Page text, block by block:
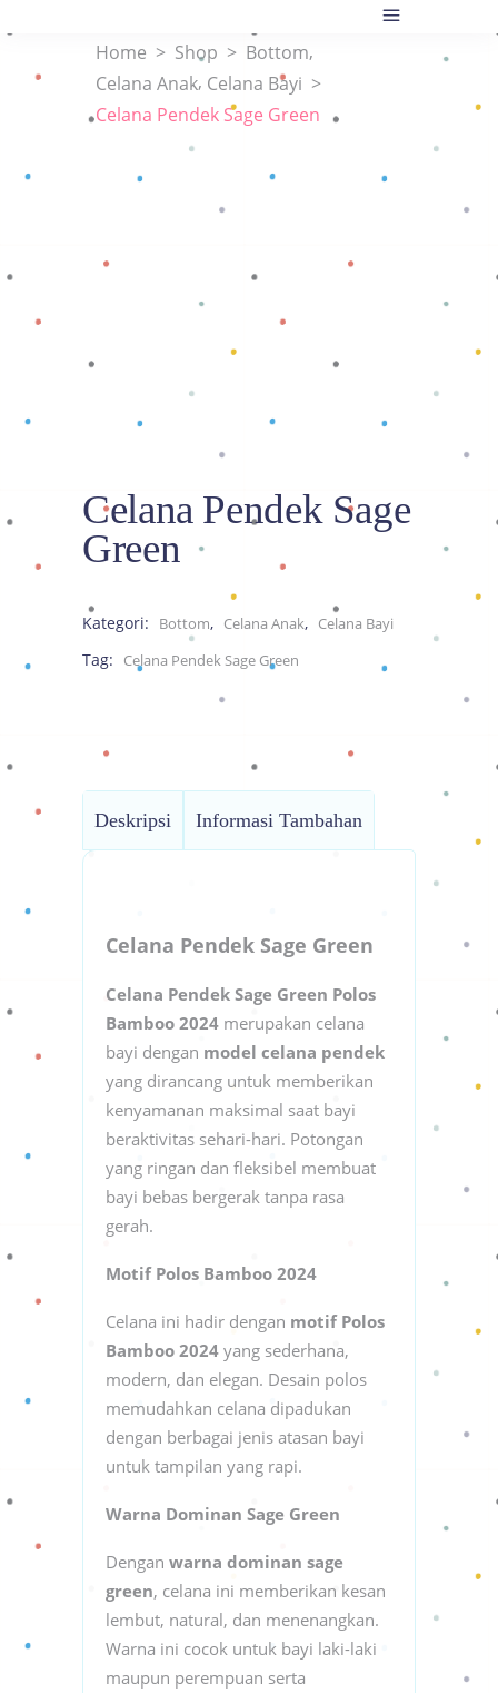
Home > Shop > Bottom,
Celana Anak, Celana Bayi >
Celana Pendek Sage Green
Celana Pendek Sage
Green
Kategori: Bottom, Celana Anak, Celana Bayi
Tag: Celana Pendek Sage Green
Deskripsi Informasi Tambahan
Celana Pendek Sage Green
Celana Pendek Sage Green Polos
Bamboo 2024 merupakan celana
bayi dengan model celana pendek
yang dirancang untuk memberikan
kenyamanan maksimal saat bayi
beraktivitas sehari-hari. Potongan
yang ringan dan fleksibel membuat
bayi bebas bergerak tanpa rasa
gerah.
Motif Polos Bamboo 2024
Celana ini hadir dengan motif Polos
Bamboo 2024 yang sederhana,
modern, dan elegan. Desain polos
memudahkan celana dipadukan
dengan berbagai jenis atasan bayi
untuk tampilan yang rapi.
Warna Dominan Sage Green
Dengan warna dominan sage
green, celana ini memberikan kesan
lembut, natural, dan menenangkan.
Warna ini cocok untuk bayi laki-laki
maupun perempuan serta